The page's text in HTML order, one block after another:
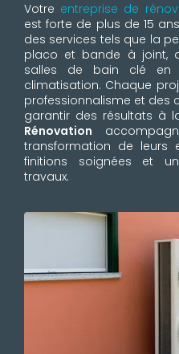
Votre entreprise de
est forte de plus de 15
des services tels que la
placo et bande à joint,
salles de bain clé en
climatisation. Chaque
professionnalisme et des
garantir des résultats à
Rénovation
transformation de leurs
finitions soignées et
travaux.